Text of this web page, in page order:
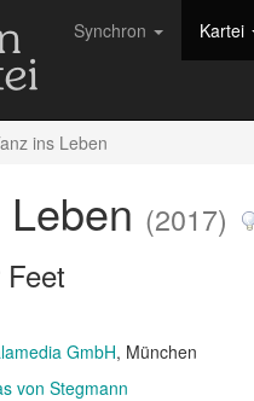
Synchron Kartei
ins Leben
(2017)
GmbH, München
von Stegmann